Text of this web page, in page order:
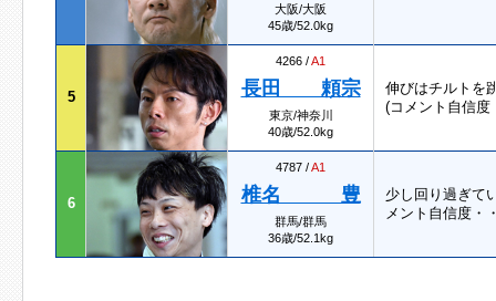
大阪/大阪
45歳/52.0kg
5
4266 /A1
長田 頼宗
東京/神奈川
40歳/52.0kg
伸びはチルトを
(コメント自信
6
4787 /A1
椎名 豊
群馬/群馬
36歳/52.1kg
少し回り過ぎて
メント自信度